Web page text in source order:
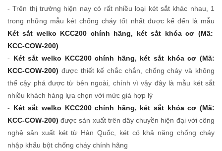
- Trên thị trường hiện nay có rất nhiều loại két sắt khác nhau, 1
trong những mẫu két chống cháy tốt nhất được kể đến là mẫu
Két sắt welko KCC200 chính hãng, két sắt khóa cơ (Mã:
KCC-COW-200)
- Két sắt welko KCC200 chính hãng, két sắt khóa cơ (Mã:
KCC-COW-200) được thiết kế chắc chắn, chống cháy và không
thể cậy phá được từ bên ngoài, chính vì vậy đây là mẫu két sắt
nhiều khách hàng lựa chọn với mức giá hợp lý
- Két sắt welko KCC200 chính hãng, két sắt khóa cơ (Mã:
KCC-COW-200) được sản xuất trên dây chuyền hiện đại với công
nghệ sản xuất két từ Hàn Quốc, két có khả năng chống cháy
nhập khẩu bột chống cháy chính hãng